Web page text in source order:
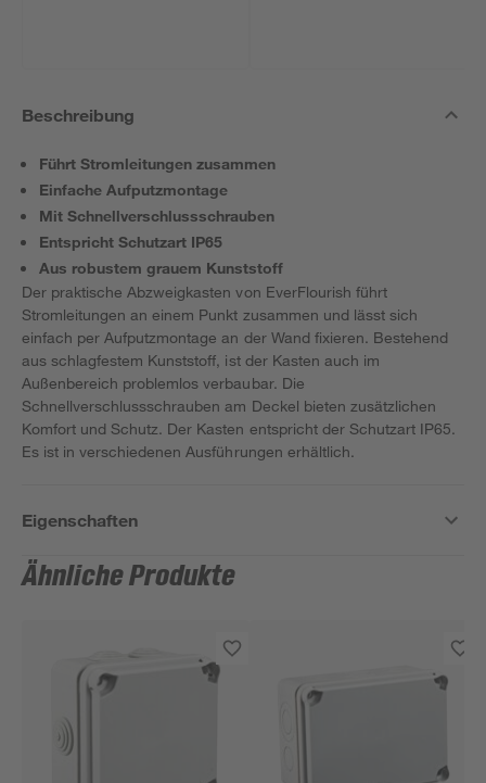
Beschreibung
Führt Stromleitungen zusammen
Einfache Aufputzmontage
Mit Schnellverschlussschrauben
Entspricht Schutzart IP65
Aus robustem grauem Kunststoff
Der praktische Abzweigkasten von EverFlourish führt
Stromleitungen an einem Punkt zusammen und lässt sich
einfach per Aufputzmontage an der Wand fixieren. Bestehend
aus schlagfestem Kunststoff, ist der Kasten auch im
Außenbereich problemlos verbaubar. Die
Schnellverschlussschrauben am Deckel bieten zusätzlichen
Komfort und Schutz. Der Kasten entspricht der Schutzart IP65.
Es ist in verschiedenen Ausführungen erhältlich.
Eigenschaften
Ähnliche Produkte